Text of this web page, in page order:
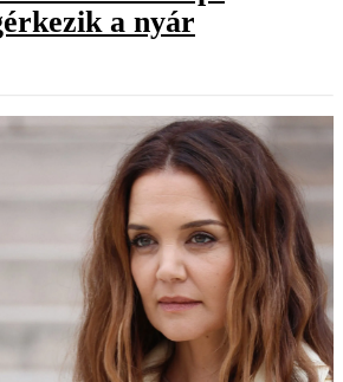
a nyár